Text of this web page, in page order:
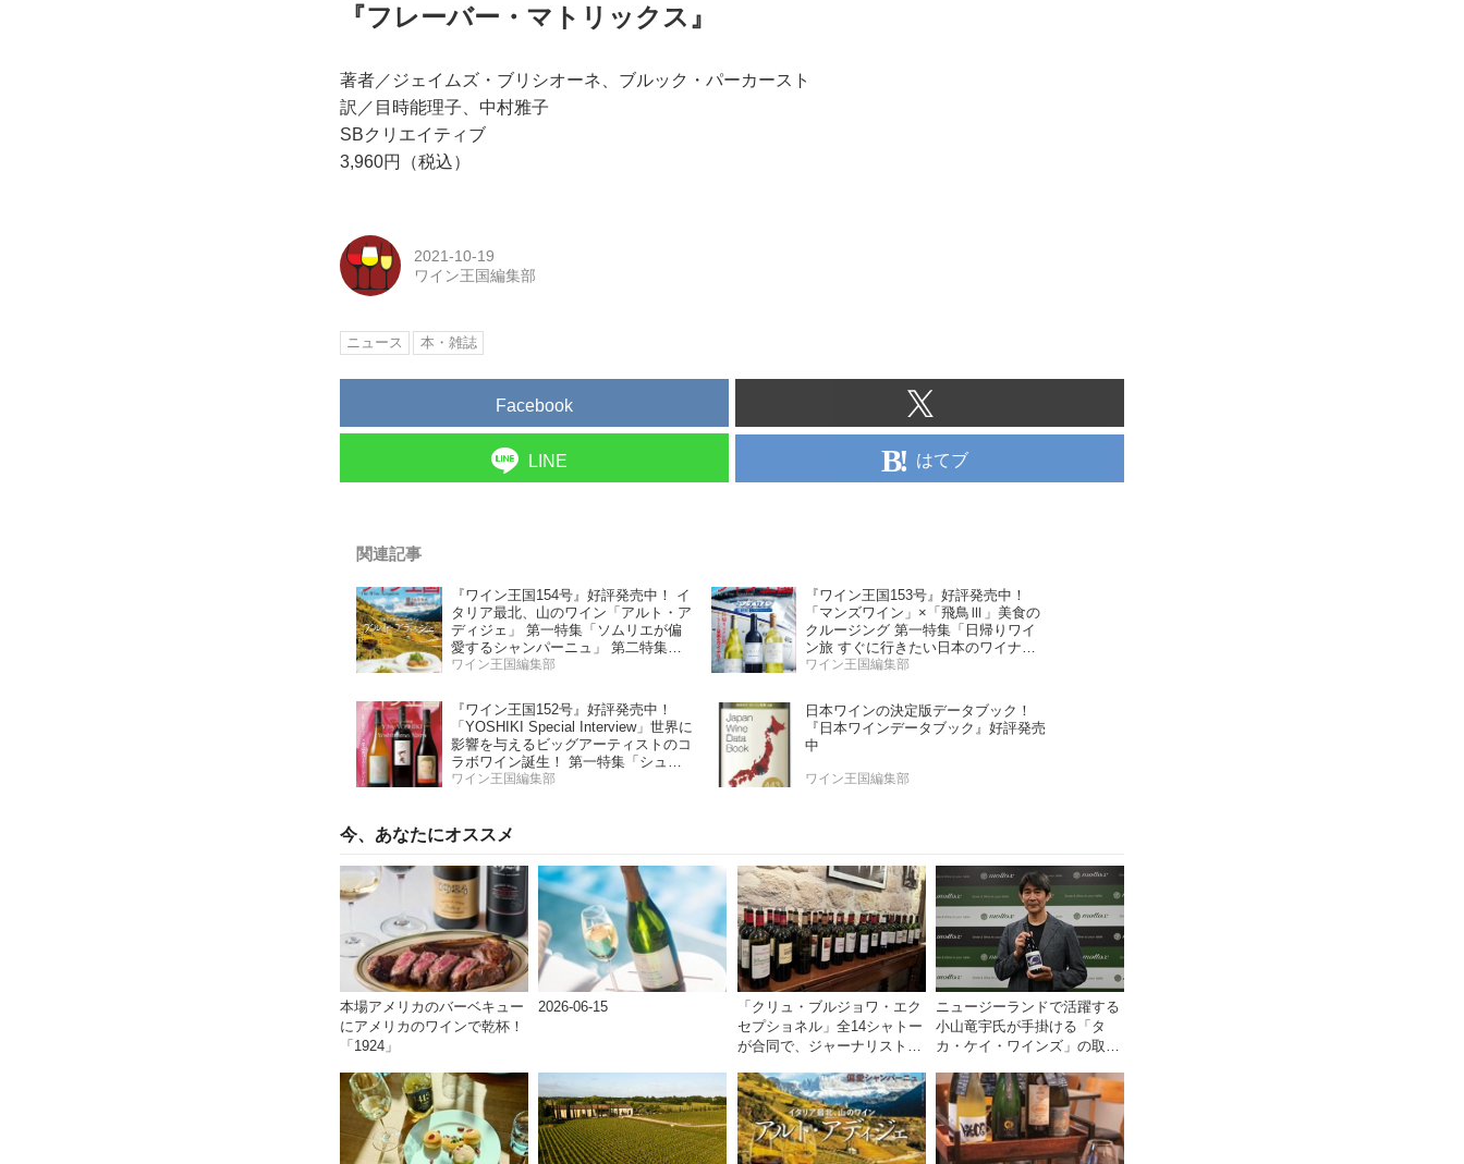
『フレーバー・マトリックス』
著者／ジェイムズ・ブリシオーネ、ブルック・パーカースト
訳／目時能理子、中村雅子
SBクリエイティブ
3,960円（税込）
2021-10-19
ワイン王国編集部
ニュース 本・雑誌
Facebook
LINE はてブ
関連記事
『ワイン王国154号』好評発売中！ イ
タリア最北、山のワイン「アルト・ア
ディジェ」 第一特集「ソムリエが偏
愛するシャンパーニュ」 第二特集
「この夏の主役！ ナチュラルなロゼ
ワイン王国編集部
『ワイン王国153号』好評発売中！
「マンズワイン」×「飛鳥Ⅲ」美食の
クルージング 第一特集「日帰りワイ
ン旅 すぐに行きたい日本のワイナリ
ー」 第二特集「Bordeaux Primeur
ワイン王国編集部
『ワイン王国152号』好評発売中！
「YOSHIKI Special Interview」世界に
影響を与えるビッグアーティストのコ
ラボワイン誕生！ 第一特集「シュワ
ッ！ と学ぶスパークリングワイン」
ワイン王国編集部
日本ワインの決定版データブック！
『日本ワインデータブック』好評発売
中
ワイン王国編集部
今、あなたにオススメ
本場アメリカのバーベキュー
にアメリカのワインで乾杯！
「1924」
2026-06-15
「クリュ・ブルジョワ・エク
セプショネル」全14シャトー
が合同で、ジャーナリストを
催
ニュージーランドで活躍する
小山竜宇氏が手掛ける「タ
カ・ケイ・ワインズ」の取り